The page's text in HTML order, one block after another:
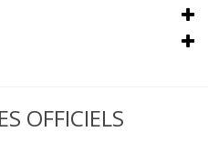
OFFICIELS